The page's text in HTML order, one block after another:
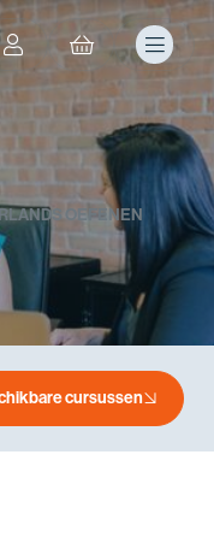
cursussen
OEFENEN